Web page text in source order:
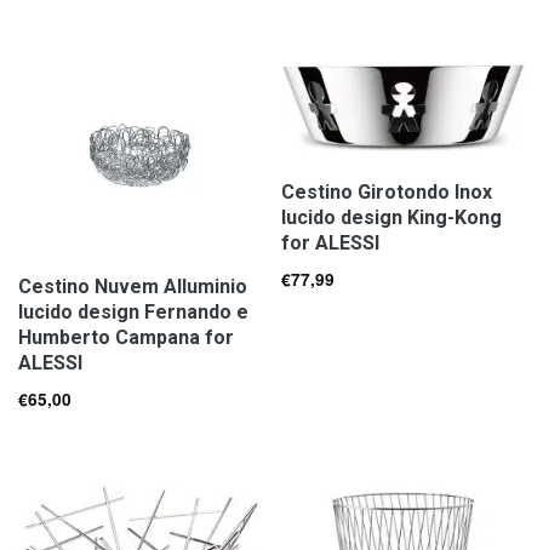
Cestino Nuvem Alluminio
lucido design Fernando e
Humberto Campana for
ALESSI
€65,00
Cestino Girotondo Inox
lucido design King-Kong
for ALESSI
€77,99